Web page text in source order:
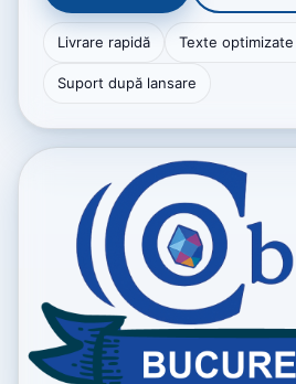
Livrare rapidă Texte optimizate
Suport după lansare